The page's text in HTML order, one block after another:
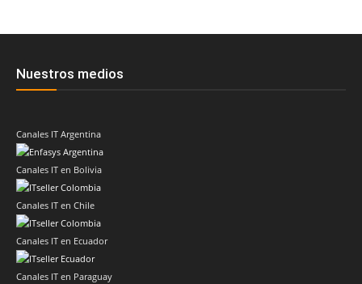
Nuestros medios
Canales IT Argentina
Canales IT en Bolivia
Canales IT en Chile
Canales IT en Ecuador
Canales IT en Paraguay